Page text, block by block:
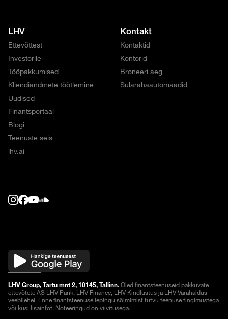
LHV
Ettevõttest
Investorile
Tööpakkumised
Kliendiandmete töötlemine
Uudised
Finantsportaal
Blogi
Teenuste seis
lhv.ai
Kontakt
Kontaktid
Kontorid
Broneeri aeg
Sularahaautomaadid
LHV Group, Tartu mnt 2, 10145, Tallinn.Oled finantsteenuseid pakkuvate
ettevõtete AS LHV Pank, LHV Finance, LHV Kindlustus ja LHV Varahaldus
veebilehel. Enne finantsteenuse lepingu sõlmimist tutvu teenuse tingimustega
või küsi lisainfot. Noteeringud on viivitusega.